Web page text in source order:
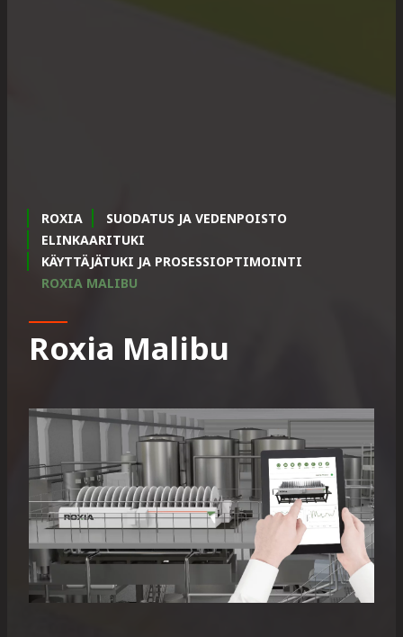
ROXIA
SUODATUS JA VEDENPOISTO
ELINKAARITUKI
KÄYTTÄJÄTUKI JA PROSESSIOPTIMOINTI
ROXIA MALIBU
Roxia Malibu